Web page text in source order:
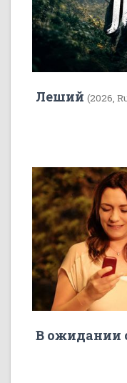
Леший (2026,
В ожидании